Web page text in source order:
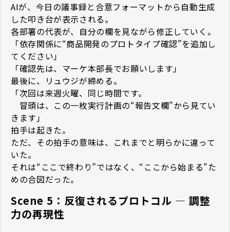
AIが、今日の議事録と合意フォーマットから自動生成
した叩き台が表示される。
各部署の代表が、自分の欄を見ながら修正していく。
「依存関係に“商品開発のプロトタイプ確認”を追加し
てください」
「確認先は、マーケ本部長でお願いします」
最後に、リュウジが締める。
「次回は来週火曜、同じ時間です。
冒頭は、この一枚実行計画の“報告文欄”から見てい
きます」
拍手は起きた。
ただ、その拍手の意味は、これまでと明らかに違って
いた。
それは“ここで終わり”ではなく、“ここから始まる”た
めの合図だった。
Scene 5：反復されるプロトコル — 調整
力の再現性